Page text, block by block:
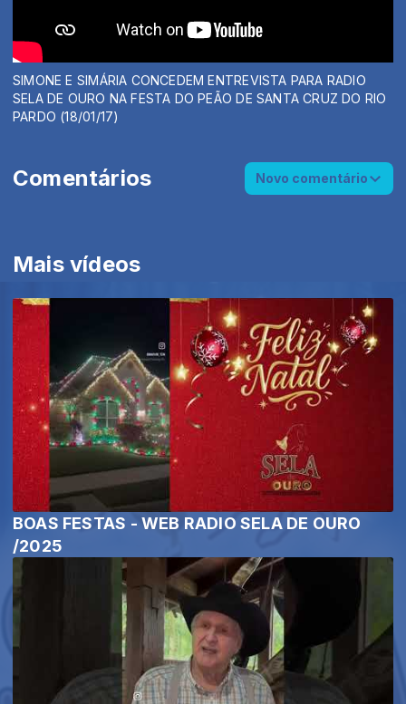
Mais vídeos
BOAS FESTAS - WEB RADIO SELA DE OURO
/2025
SIMONE E SIMÁRIA CONCEDEM ENTREVISTA PARA RADIO
SELA DE OURO NA FESTA DO PEÃO DE SANTA CRUZ DO RIO
PARDO (18/01/17)
Comentários Novo comentário